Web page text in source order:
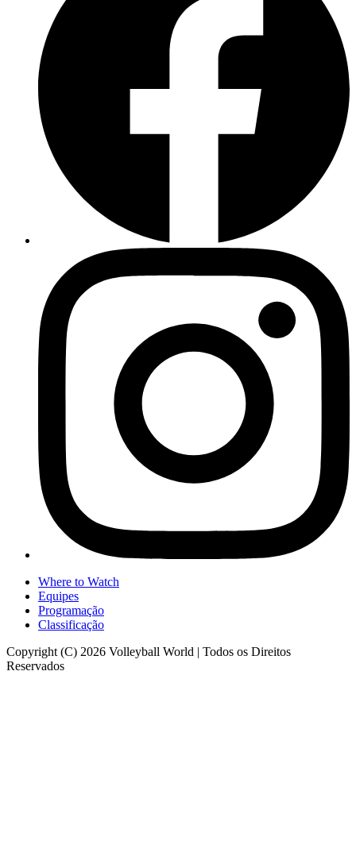
Where to Watch
Equipes
Programação
Classificação
Copyright (C) 2026 Volleyball World | Todos os Direitos
Reservados